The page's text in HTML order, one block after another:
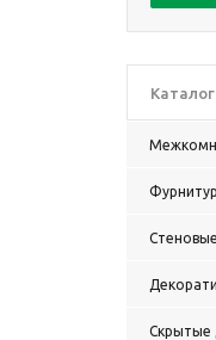
Каталог
Скрытые